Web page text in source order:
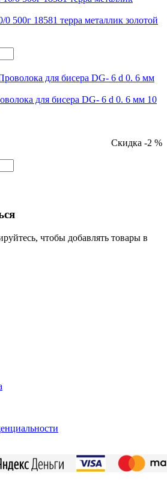
500г 18581 терра металлик золотой
для бисера DG- 6 d 0. 6 мм 10
Скидка -2 %
чтобы добавлять товары в